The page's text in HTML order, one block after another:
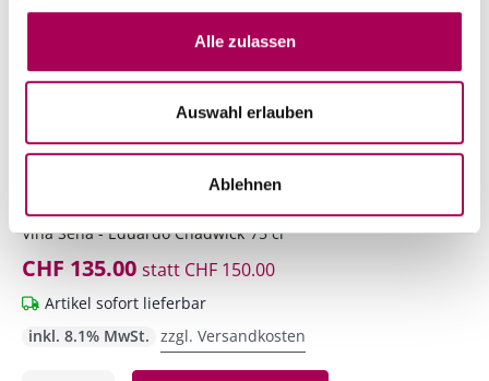
Alle zulassen
Auswahl erlauben
Ablehnen
Viña Seña - Eduardo Chadwick 75 cl
CHF 135.00 statt CHF 150.00
Artikel sofort lieferbar
inkl. 8.1% MwSt. zzgl. Versandkosten